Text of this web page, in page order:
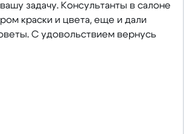
задачу. Консультанты в салоне
краски и цвета, еще и дали
С удовольствием вернусь